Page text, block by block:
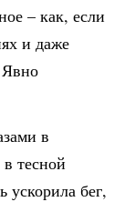
– как, если
и даже
Явно
в
тесной
ускорила бег,